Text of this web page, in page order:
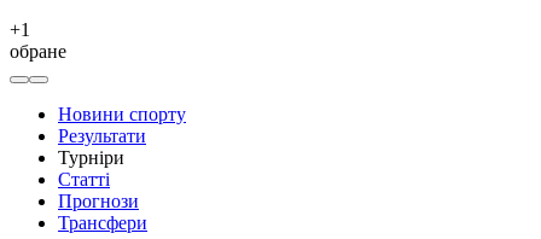
+1
обране
Новини спорту
Результати
Турніри
Статті
Прогнози
Трансфери